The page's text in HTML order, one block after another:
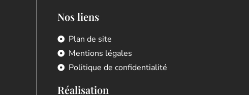
Nos liens
Plan de site
Mentions légales
Politique de confidentialité
Réalisation